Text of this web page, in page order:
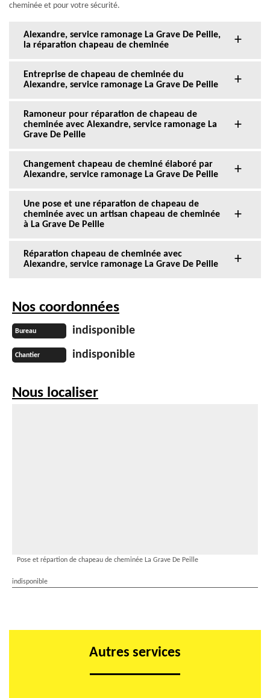
cheminée et pour votre sécurité.
Alexandre, service ramonage La Grave De Peille,
la réparation chapeau de cheminée
Entreprise de chapeau de cheminée du
Alexandre, service ramonage La Grave De Peille
Ramoneur pour réparation de chapeau de
cheminée avec Alexandre, service ramonage La
Grave De Peille
Changement chapeau de cheminé élaboré par
Alexandre, service ramonage La Grave De Peille
Une pose et une réparation de chapeau de
cheminée avec un artisan chapeau de cheminée
à La Grave De Peille
Réparation chapeau de cheminée avec
Alexandre, service ramonage La Grave De Peille
Nos coordonnées
Bureau indisponible
Chantier indisponible
Nous localiser
Pose et répartion de chapeau de cheminée La Grave De Peille
indisponible
Autres services